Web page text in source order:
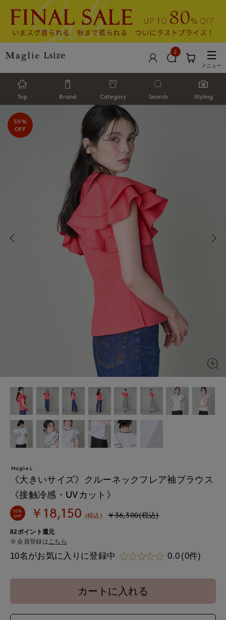
2
メニュー
Top Brand Category Search Styling
50%
OFF
Maglie L
《大きいサイズ》クルーネックフレア袖ブラウス
《接触冷感・UVカット》
50%
OFF ￥18,150 (税込) ￥36,300(税込)
82ポイント還元
会員登録は こちら
10名がお気に入りに登録中 0.0 (0件)
カートに入れる